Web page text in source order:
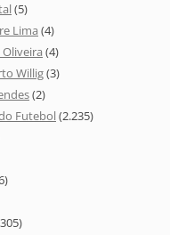
(5)
Lima (4)
Oliveira (4)
Willig(3)
(2)
Futebol(2.235)